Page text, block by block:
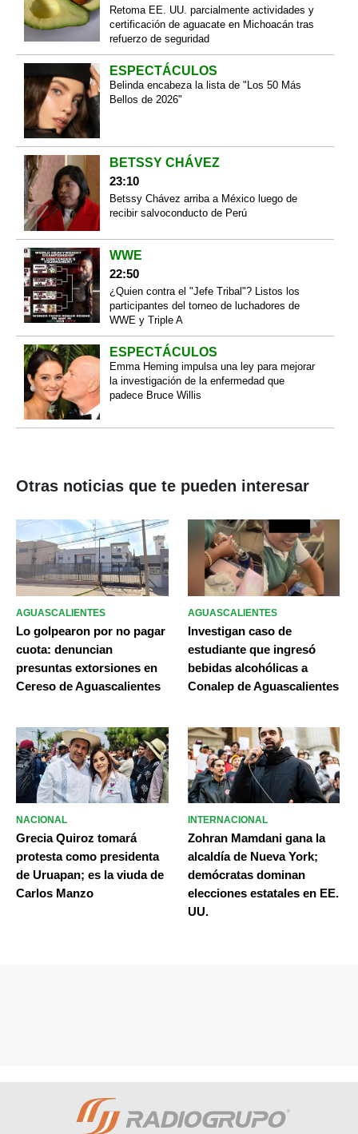
Retoma EE. UU. parcialmente actividades y
certificación de aguacate en Michoacán tras
refuerzo de seguridad
ESPECTÁCULOS
Belinda encabeza la lista de "Los 50 Más
Bellos de 2026"
BETSSY CHÁVEZ
23:10
Betssy Chávez arriba a México luego de
recibir salvoconducto de Perú
WWE
22:50
¿Quien contra el "Jefe Tribal"? Listos los
participantes del torneo de luchadores de
WWE y Triple A
ESPECTÁCULOS
Emma Heming impulsa una ley para mejorar
la investigación de la enfermedad que
padece Bruce Willis
Otras noticias que te pueden interesar
AGUASCALIENTES
Lo golpearon por no pagar
cuota: denuncian
presuntas extorsiones en
Cereso de Aguascalientes
AGUASCALIENTES
Investigan caso de
estudiante que ingresó
bebidas alcohólicas a
Conalep de Aguascalientes
NACIONAL
Grecia Quiroz tomará
protesta como presidenta
de Uruapan; es la viuda de
Carlos Manzo
INTERNACIONAL
Zohran Mamdani gana la
alcaldía de Nueva York;
demócratas dominan
elecciones estatales en EE.
UU.